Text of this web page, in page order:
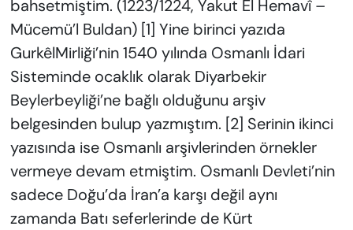
bahsetmiştim. (1223/1224, Yakut El Hemavî –
Mücemü’l Buldan) [1] Yine birinci yazıda
GurkêlMirliği’nin 1540 yılında Osmanlı İdari
Sisteminde ocaklık olarak Diyarbekir
Beylerbeyliği’ne bağlı olduğunu arşiv
belgesinden bulup yazmıştım. [2] Serinin ikinci
yazısında ise Osmanlı arşivlerinden örnekler
vermeye devam etmiştim. Osmanlı Devleti’nin
sadece Doğu’da İran’a karşı değil aynı
zamanda Batı seferlerinde de Kürt
KADIN
SAĞLIK
SPOR
KÜLTÜR-SANAT
MAGAZİN
ÖZEL HABER